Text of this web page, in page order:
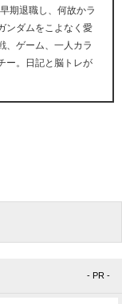
期退職し、何故かラ
ンダムをこよなく愛
、ゲーム、一人カラ
ー。日記と脳トレが
- PR -